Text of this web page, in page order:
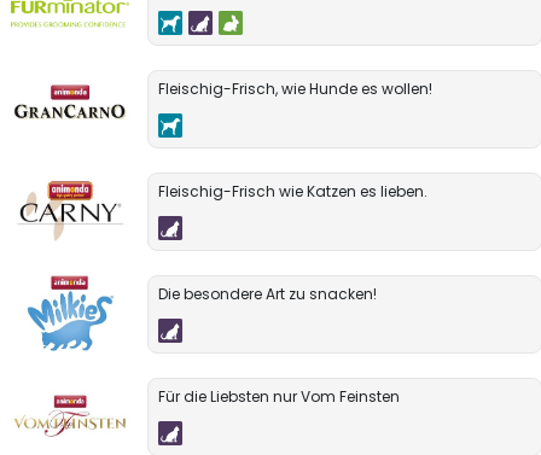
Fleischig-Frisch, wie Hunde es wollen!
Fleischig-Frisch wie Katzen es lieben.
Die besondere Art zu snacken!
Für die Liebsten nur Vom Feinsten